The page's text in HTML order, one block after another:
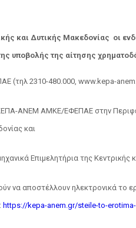
και Δυτικής Μακεδονίας οι
υποβολής της αίτησης
2310-480.000, www.kepa-
ΑΝΕΜ ΑΜΚΕ/ΕΦΕΠΑΕ στην
και
Επιμελητήρια της Κεντρικής
να αποστέλλουν ηλεκτρονικά
https://kepa-anem.gr/steile-to-